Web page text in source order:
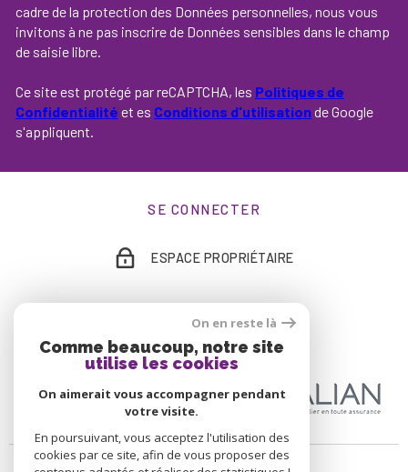
cadre de la protection des Données personnelles, nous vous
invitons à ne pas inscrire de Données sensibles dans le champ
de saisie libre.
Ce site est protégé par reCAPTCHA, les Politiques de
Confidentialité et es Conditions d'utilisationde Google
s'appliquent.
SE CONNECTER
ESPACE PROPRIÉTAIRE
On en reste là
Comme beaucoup, notre site
utilise les cookies
On aimerait vous accompagner pendant
votre visite.
En poursuivant, vous acceptez l'utilisation des
cookies par ce site, afin de vous proposer des